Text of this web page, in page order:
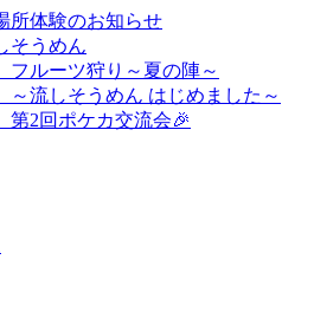
所体験のお知らせ
そうめん
フルーツ狩り～夏の陣～
～流しそうめん はじめました～
第2回ポケカ交流会🎉